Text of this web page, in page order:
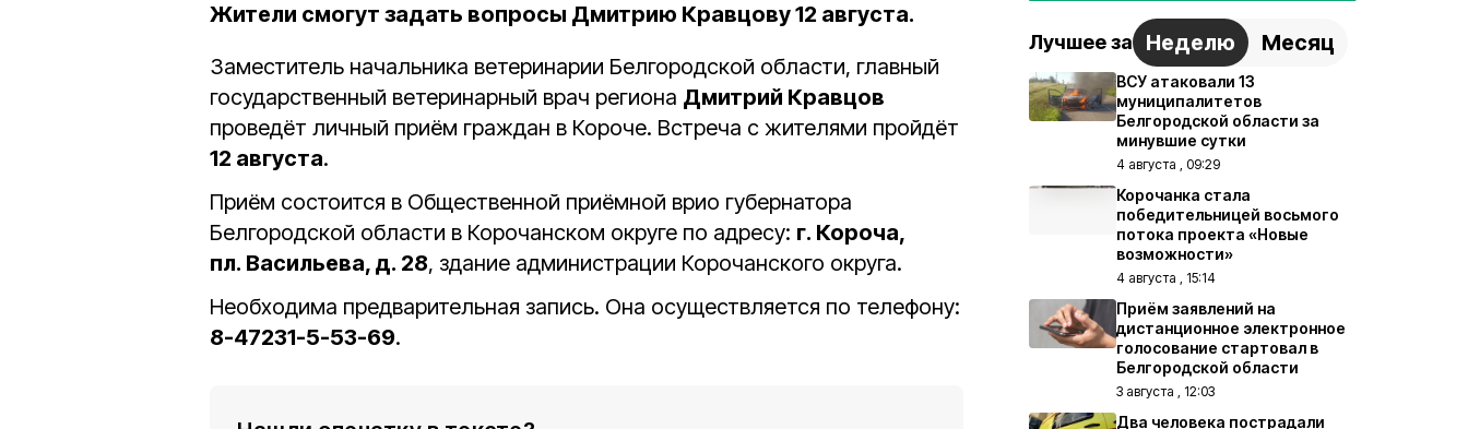
Жители смогут задать вопросы Дмитрию Кравцову 12 августа.
Заместитель начальника ветеринарии Белгородской области, главный
государственный ветеринарный врач региона Дмитрий Кравцов
проведёт личный приём граждан в Короче. Встреча с жителями пройдёт
12 августа.
Приём состоится в Общественной приёмной врио губернатора
Белгородской области в Корочанском округе по адресу: г. Короча,
пл. Васильева, д. 28, здание администрации Корочанского округа.
Необходима предварительная запись. Она осуществляется по телефону:
8-47231-5-53-69.
Лучшее за Неделю Месяц
ВСУ атаковали 13
муниципалитетов
Белгородской области за
минувшие сутки
4 августа , 09:29
Корочанка стала
победительницей восьмого
потока проекта «Новые
возможности»
4 августа , 15:14
Приём заявлений на
дистанционное электронное
голосование стартовал в
Белгородской области
3 августа , 12:03
Два человека пострадали